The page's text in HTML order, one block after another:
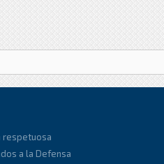
respetuosa
a la Defensa